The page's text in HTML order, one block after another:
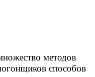
методов
способов